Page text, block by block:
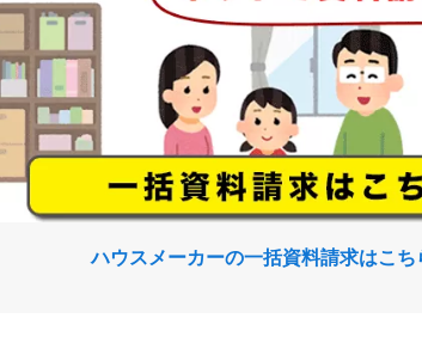
ハウスメーカーの一括資料請求はこち